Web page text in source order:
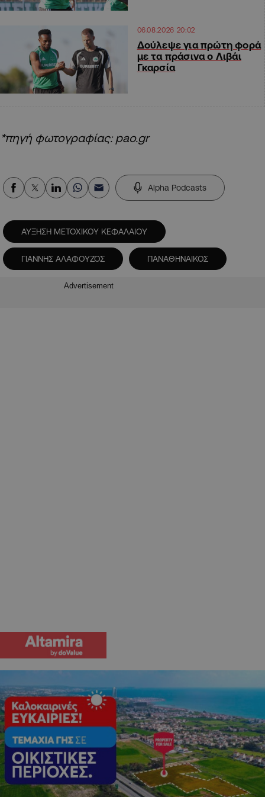
06.08.2026 20:02
Δούλεψε για πρώτη φορά
με τα πράσινα ο Λιβάι
Γκαρσία
*πηγή φωτογραφίας: pao.gr
Alpha Podcasts
ΑΥΞΗΣΗ ΜΕΤΟΧΙΚΟΥ ΚΕΦΑΛΑΙΟΥ
ΓΙΑΝΝΗΣ ΑΛΑΦΟΥΖΟΣ ΠΑΝΑΘΗΝΑΙΚΟΣ
Advertisement